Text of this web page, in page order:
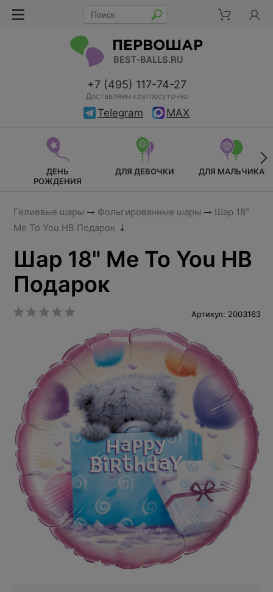
+7 (495) 117-74-27
Доставляем круглосуточно
Telegram MAX
ДЕНЬ
РОЖДЕНИЯ
ДЛЯ ДЕВОЧКИ ДЛЯ МАЛЬЧИКА
Гелиевые шары Фольгированные шары
Шар 18"
Me To You HB Подарок
Шар 18" Me To You HB
Подарок
Артикул: 2003163